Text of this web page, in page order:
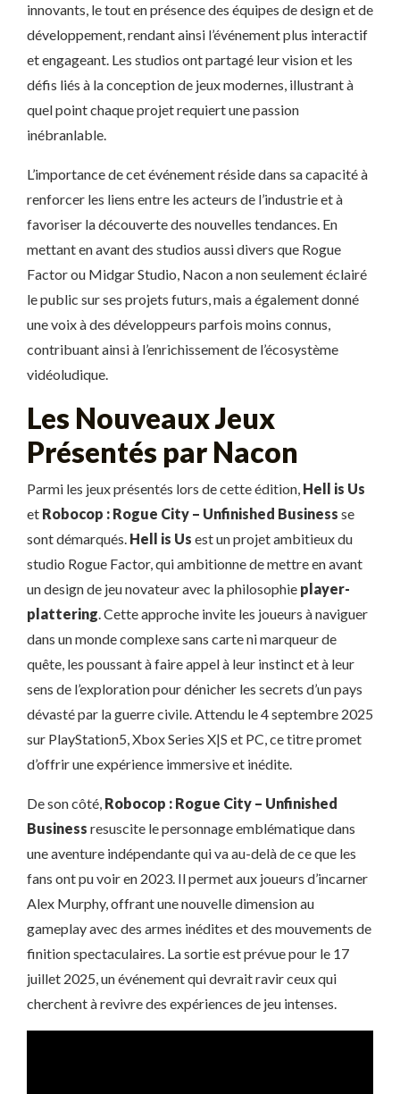
innovants, le tout en présence des équipes de design et de
développement, rendant ainsi l’événement plus interactif
et engageant. Les studios ont partagé leur vision et les
défis liés à la conception de jeux modernes, illustrant à
quel point chaque projet requiert une passion
inébranlable.
L’importance de cet événement réside dans sa capacité à
renforcer les liens entre les acteurs de l’industrie et à
favoriser la découverte des nouvelles tendances. En
mettant en avant des studios aussi divers que Rogue
Factor ou Midgar Studio, Nacon a non seulement éclairé
le public sur ses projets futurs, mais a également donné
une voix à des développeurs parfois moins connus,
contribuant ainsi à l’enrichissement de l’écosystème
vidéoludique.
Les Nouveaux Jeux
Présentés par Nacon
Parmi les jeux présentés lors de cette édition, Hell is Us
et Robocop : Rogue City – Unfinished Business se
sont démarqués. Hell is Us est un projet ambitieux du
studio Rogue Factor, qui ambitionne de mettre en avant
un design de jeu novateur avec la philosophie player-
plattering. Cette approche invite les joueurs à naviguer
dans un monde complexe sans carte ni marqueur de
quête, les poussant à faire appel à leur instinct et à leur
sens de l’exploration pour dénicher les secrets d’un pays
dévasté par la guerre civile. Attendu le 4 septembre 2025
sur PlayStation5, Xbox Series X|S et PC, ce titre promet
d’offrir une expérience immersive et inédite.
De son côté, Robocop : Rogue City – Unfinished
Business resuscite le personnage emblématique dans
une aventure indépendante qui va au-delà de ce que les
fans ont pu voir en 2023. Il permet aux joueurs d’incarner
Alex Murphy, offrant une nouvelle dimension au
gameplay avec des armes inédites et des mouvements de
finition spectaculaires. La sortie est prévue pour le 17
juillet 2025, un événement qui devrait ravir ceux qui
cherchent à revivre des expériences de jeu intenses.